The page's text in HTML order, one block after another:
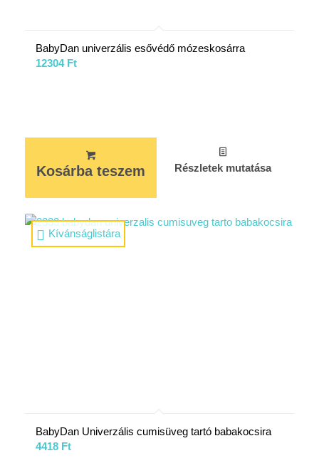
BabyDan univerzális esővédő mózeskosárra
12304 Ft
Kosárba teszem Részletek mutatása
Kívánságlistára
BabyDan Univerzális cumisüveg tartó babakocsira
4418 Ft